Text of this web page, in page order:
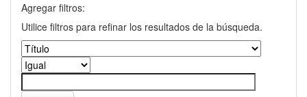
Agregar filtros:
Utilice filtros para refinar los resultados de la búsqueda.